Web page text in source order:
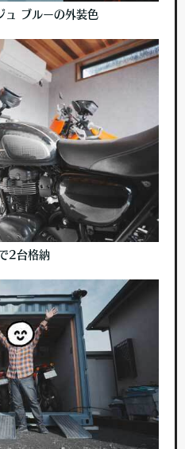
ュ ブルーの外装色
2台格納